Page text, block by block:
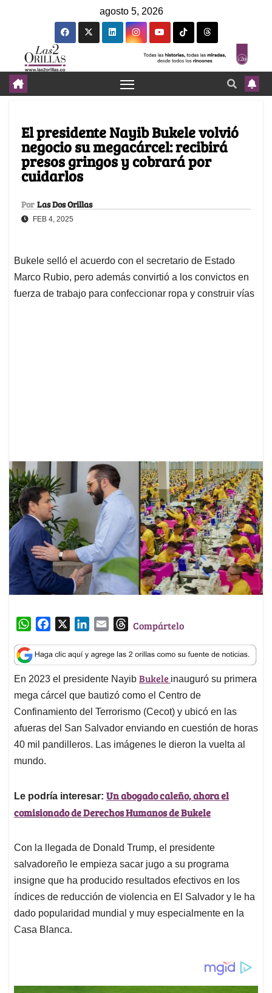
agosto 5, 2026
El presidente Nayib Bukele volvió
negocio su megacárcel: recibirá
presos gringos y cobrará por
cuidarlos
Por Las Dos Orillas
FEB 4, 2025
Bukele selló el acuerdo con el secretario de Estado
Marco Rubio, pero además convirtió a los convictos en
fuerza de trabajo para confeccionar ropa y construir vías
W
a
t
s
A
p
p
c
e
b
o
o
k
n
k
e
d
I
n
a
i
T
r
e
a
d
s
Compártelo
En 2023 el presidente Nayib Bukele inauguró su primera
mega cárcel que bautizó como el Centro de
Confinamiento del Terrorismo (Cecot) y ubicó en las
afueras del San Salvador enviando en cuestión de horas
40 mil pandilleros. Las imágenes le dieron la vuelta al
mundo.
Le podría interesar: Un abogado caleño, ahora el
comisionado de Derechos Humanos de Bukele
Con la llegada de Donald Trump, el presidente
salvadoreño le empieza sacar jugo a su programa
insigne que ha producido resultados efectivos en los
índices de reducción de violencia en El Salvador y le ha
dado popularidad mundial y muy especialmente en la
Casa Blanca.